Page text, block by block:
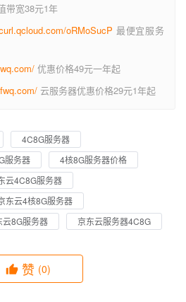
带宽38元1年
oRMoSucP 最便宜服务
优惠价格49元一年起
云服务器优惠价格29元1年起
4C8G服务器
服务器
4核8G服务器价格
云4C8G服务器
东云4核8G服务器
云8G服务器 京东云服务器4C8G
赞 (0)